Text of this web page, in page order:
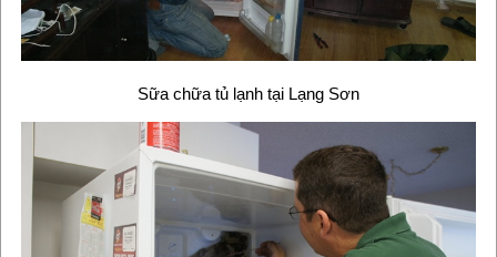
Sữa chữa tủ lạnh tại Lạng Sơn